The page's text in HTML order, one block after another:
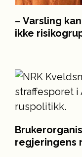
– Varsling
ikke
regjeringens